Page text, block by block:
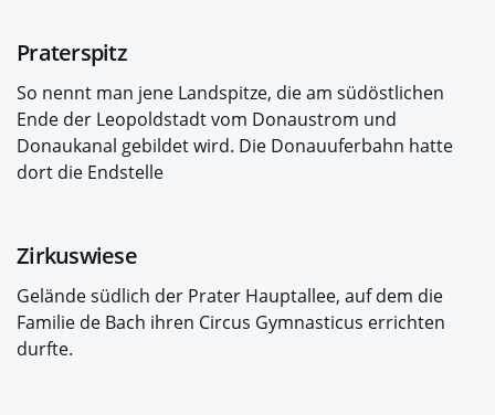
Praterspitz
So nennt man jene Landspitze, die am südöstlichen
Ende der Leopoldstadt vom Donaustrom und
Donaukanal gebildet wird. Die Donauuferbahn hatte
dort die Endstelle
Zirkuswiese
Gelände südlich der Prater Hauptallee, auf dem die
Familie de Bach ihren Circus Gymnasticus errichten
durfte.